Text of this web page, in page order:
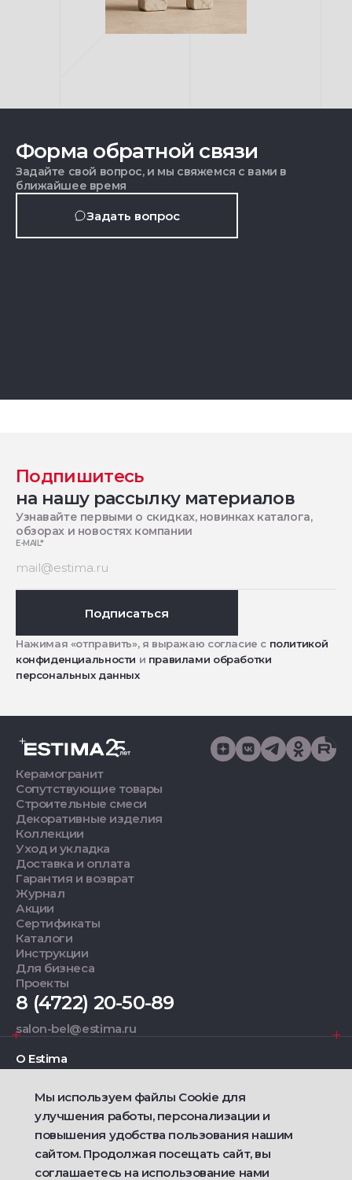
Форма обратной связи
Задайте свой вопрос, и мы свяжемся с вами в
ближайшее время
Задать вопрос
Подпишитесь
на нашу рассылку материалов
Узнавайте первыми о скидках, новинках каталога,
обзорах и новостях компании
E-MAIL*
Подписаться
Нажимая «отправить», я выражаю согласие с политикой
конфиденциальности и правилами обработки
персональных данных
Керамогранит
Сопутствующие товары
Строительные смеси
Декоративные изделия
Коллекции
Уход и укладка
Доставка и оплата
Гарантия и возврат
Журнал
Акции
Сертификаты
Каталоги
Инструкции
Для бизнеса
Проекты
8 (4722) 20-50-89
salon-bel@estima.ru
О Estima
Дизайнерам
Фирменные салоны
2021 — 2026 © Estima
Мы используем файлы Cookie для
улучшения работы, персонализации и
повышения удобства пользования нашим
сайтом. Продолжая посещать сайт, вы
соглашаетесь на использование нами